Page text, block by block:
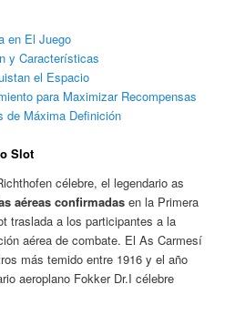
en El Juego
y Características
el Espacio
para Maximizar Recompensas
de Máxima Definición
Slot
célebre, el legendario as
aéreas confirmadas en la Primera
traslada a los participantes a la
aérea de combate. El As Carmesí
más temido entre 1916 y el año
aeroplano Fokker Dr.I célebre